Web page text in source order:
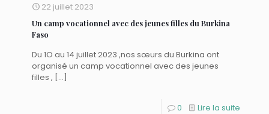
22 juillet 2023
Un camp vocationnel avec des jeunes filles du Burkina
Faso
Du 1O au 14 juillet 2023 ,nos sœurs du Burkina ont
organisé un camp vocationnel avec des jeunes
filles , […]
0 Lire la suite